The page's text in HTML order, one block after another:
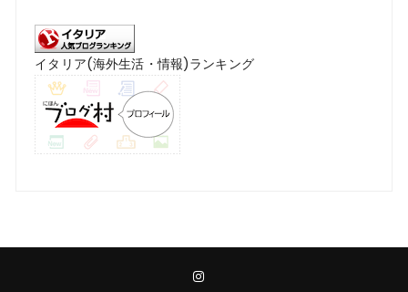
イタリア(海外生活・情報)ランキング